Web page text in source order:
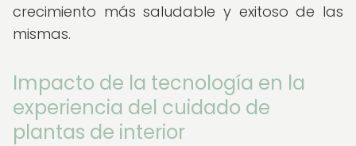
crecimiento más saludable y exitoso de las
mismas.
Impacto de la tecnología en la
experiencia del cuidado de
plantas de interior